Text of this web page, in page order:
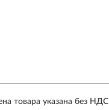
товара указана без НДС